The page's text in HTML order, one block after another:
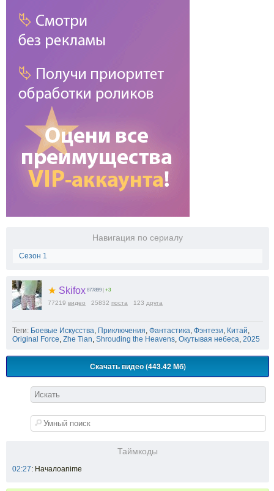
Навигация по сериалу
Сезон 1
★ Skifox 877899 | +3
77219 видео 25832 поста 123 друга
Теги: Боевые Искусства Приключения Фантастика Фэнтези Китай
Original Force Zhe Tian Shrouding the Heavens Окутывая небеса 2025
Скачать видео (443.42 Мб)
Таймкоды
02:27: Началоanime